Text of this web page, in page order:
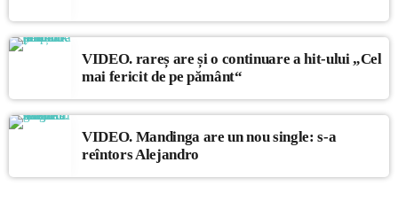
VIDEO. rareș are și o continuare a hit-ului „Cel
mai fericit de pe pământ“
VIDEO. Mandinga are un nou single: s-a
reîntors Alejandro